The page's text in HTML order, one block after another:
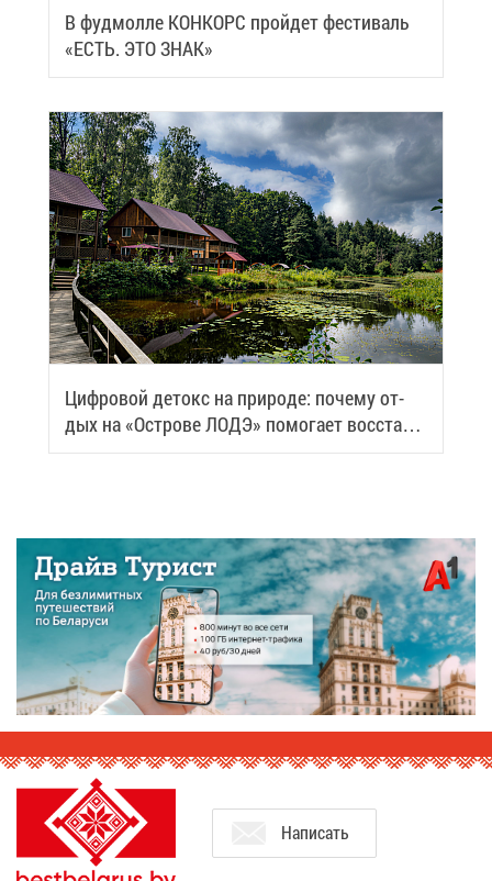
В фуд­мол­ле КОН­КОРС прой­дет фе­сти­валь
«ЕСТЬ. ЭТО ЗНАК»
Циф­ро­вой де­токс на при­ро­де: по­че­му от­
дых на «Ост­ро­ве ЛОДЭ» по­мо­га­ет вос­ста­но­
вить си­лы
На­пи­сать